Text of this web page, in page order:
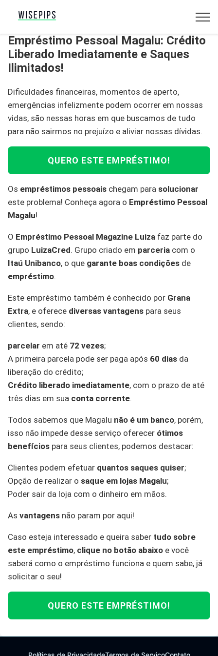
Empréstimo Pessoal Magalu: Crédito
Liberado Imediatamente e Saques
Ilimitados!
Dificuldades financeiras, momentos de aperto,
emergências infelizmente podem ocorrer em nossas
vidas, são nessas horas em que buscamos de tudo
para não sairmos no prejuízo e aliviar nossas dívidas.
QUERO ESTE EMPRÉSTIMO!
Os empréstimos pessoais chegam para solucionar
este problema! Conheça agora o Empréstimo Pessoal
Magalu!
O Empréstimo Pessoal Magazine Luiza faz parte do
grupo LuizaCred. Grupo criado em parceria com o
Itaú Unibanco, o que garante boas condições de
empréstimo.
Este empréstimo também é conhecido por Grana
Extra, e oferece diversas vantagens para seus
clientes, sendo:
parcelar em até 72 vezes;
A primeira parcela pode ser paga após 60 dias da
liberação do crédito;
Crédito liberado imediatamente, com o prazo de até
três dias em sua conta corrente.
Todos sabemos que Magalu não é um banco, porém,
isso não impede desse serviço oferecer ótimos
benefícios para seus clientes, podemos destacar:
Clientes podem efetuar quantos saques quiser;
Opção de realizar o saque em lojas Magalu;
Poder sair da loja com o dinheiro em mãos.
As vantagens não param por aqui!
Caso esteja interessado e queira saber tudo sobre
este empréstimo, clique no botão abaixo e você
saberá como o empréstimo funciona e quem sabe, já
solicitar o seu!
QUERO ESTE EMPRÉSTIMO!